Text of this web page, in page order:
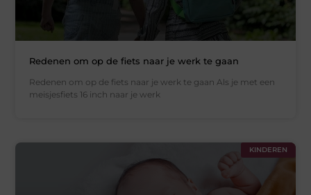
Redenen om op de fiets naar je werk te gaan
Redenen om op de fiets naar je werk te gaan Als je met een
meisjesfiets 16 inch naar je werk
KINDEREN